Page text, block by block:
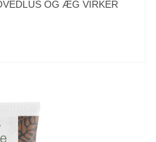
OG ÆG VIRKER